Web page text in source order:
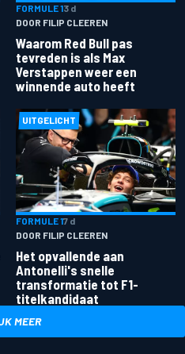
FORMULE 13 d
DOOR FILIP CLEEREN
Waarom Red Bull pas
tevreden is als Max
Verstappen weer een
winnende auto heeft
UITGELICHT
FORMULE 17 d
DOOR FILIP CLEEREN
Het opvallende aan
Antonelli's snelle
transformatie tot F1-
titelkandidaat
MEER